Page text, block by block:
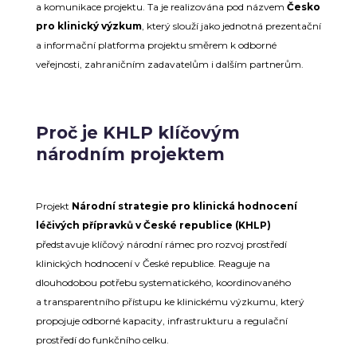
a komunikace projektu. Ta je realizována pod názvem Česko
pro klinický výzkum, který slouží jako jednotná prezentační
a informační platforma projektu směrem k odborné
veřejnosti, zahraničním zadavatelům i dalším partnerům.
Proč je KHLP klíčovým
národním projektem
Projekt Národní strategie pro klinická hodnocení
léčivých přípravků v České republice (KHLP)
představuje klíčový národní rámec pro rozvoj prostředí
klinických hodnocení v České republice. Reaguje na
dlouhodobou potřebu systematického, koordinovaného
a transparentního přístupu ke klinickému výzkumu, který
propojuje odborné kapacity, infrastrukturu a regulační
prostředí do funkčního celku.